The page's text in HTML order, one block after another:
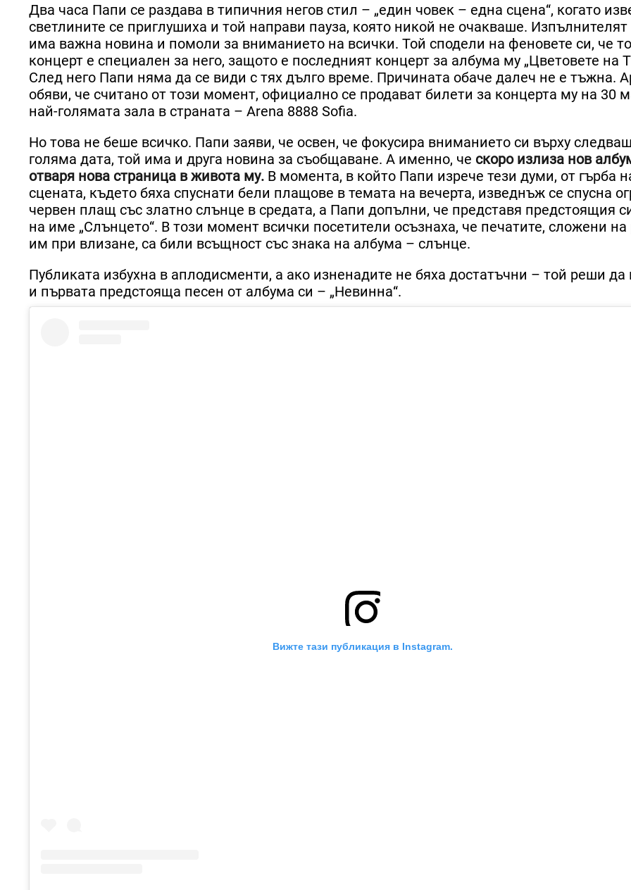
Два часа Папи се раздава в типичния негов стил – „един човек – една сцена“, когато
светлините се приглушиха и той направи пауза, която никой не очакваше. Изпълнителят
има важна новина и помоли за вниманието на всички. Той сподели на феновете си, че
концерт е специален за него, защото е последният концерт за албума му „Цветовете на
След него Папи няма да се види с тях дълго време. Причината обаче далеч не е тъжна.
обяви, че считано от този момент, официално се продават билети за концерта му на 30
най-голямата зала в страната – Arena 8888 Sofia.
Но това не беше всичко. Папи заяви, че освен, че фокусира вниманието си върху
голяма дата, той има и друга новина за съобщаване. А именно, че скоро излиза нов
отваря нова страница в живота му. В момента, в който Папи изрече тези думи, от гърба
сцената, където бяха спуснати бели плащове в темата на вечерта, изведнъж се спусна
червен плащ със златно слънце в средата, а Папи допълни, че представя предстоящия
на име „Слънцето“. В този момент всички посетители осъзнаха, че печатите, сложени на
им при влизане, са били всъщност със знака на албума – слънце.
Публиката избухна в аплодисменти, а ако изненадите не бяха достатъчни – той реши да
и първата предстояща песен от албума си – „Невинна“.
Вижте тази публикация в Instagram.